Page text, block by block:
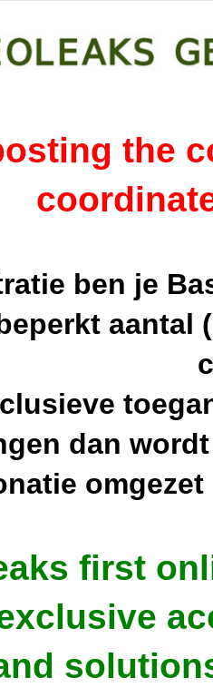
the
ben je
aantal
dan
omgezet
first